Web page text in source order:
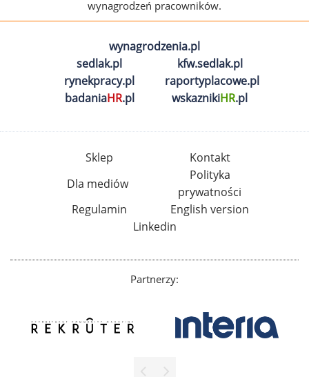
wynagrodzeń pracowników.
wynagrodzenia.pl
sedlak.pl
kfw.sedlak.pl
rynekpracy.pl
raportyplacowe.pl
badaniaHR.pl wskaznikiHR.pl
Sklep
Kontakt
Dla mediów
Polityka
prywatności
Regulamin
English version
Linkedin
Partnerzy: